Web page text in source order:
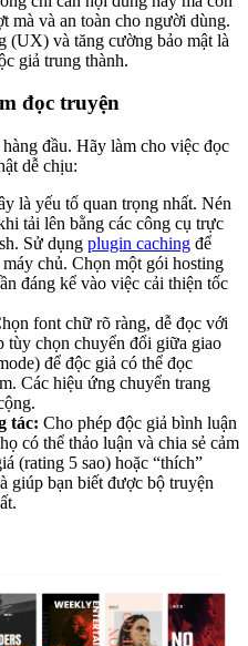
mà và an toàn cho người dùng.
(UX) và tăng cường bảo mật là
giả trung thành.
đọc truyện
đầu. Hãy làm cho việc đọc
dễ chịu:
là yếu tố quan trọng nhất. Nén
tải lên bằng các công cụ trực
Sử dụng plugin caching để
chủ. Chọn một gói hosting
đáng kể vào việc cải thiện tốc
font chữ rõ ràng, dễ đọc với
tùy chọn chuyển đổi giữa giao
để độc giả có thể đọc
Các hiệu ứng chuyển trang
tác: Cho phép độc giả bình luận
có thể thảo luận và chia sẻ cảm
(rating 5 sao) hoặc “thích”
giúp bạn biết được bộ truyện